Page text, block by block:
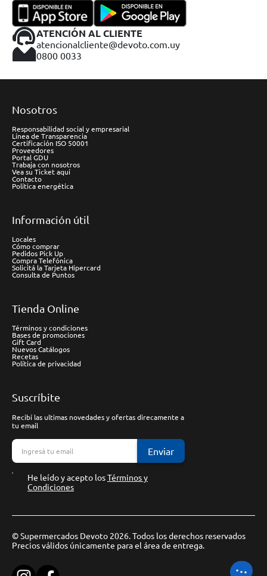
ATENCIÓN AL CLIENTE
atencionalcliente@devoto.com.uy
0800 0033
Nosotros
Responsabilidad social y empresarial
Línea de Transparencia
Certificación ISO 50001
Proveedores
Portal GDU
Trabaja con nosotros
Vea su Ticket aquí
Contacto
Política energética
Información útil
Locales
Cómo comprar
Pedidos Pick Up
Compra Telefónica
Solicitá la Tarjeta Hipercard
Consulta de Puntos
Tienda Online
Términos y condiciones
Bases de promociones
Gift Card
Nuevos Catálogos
Recetas
Política de privacidad
Suscríbite
Recibí las ultimas novedades y ofertas direcamente a
tu email
Enviar
He leído y acepto losTérminos y
Condiciones
© Supermercados Devoto 2026. Todos los derechos reservados
Precios válidos únicamente para el área de entrega.